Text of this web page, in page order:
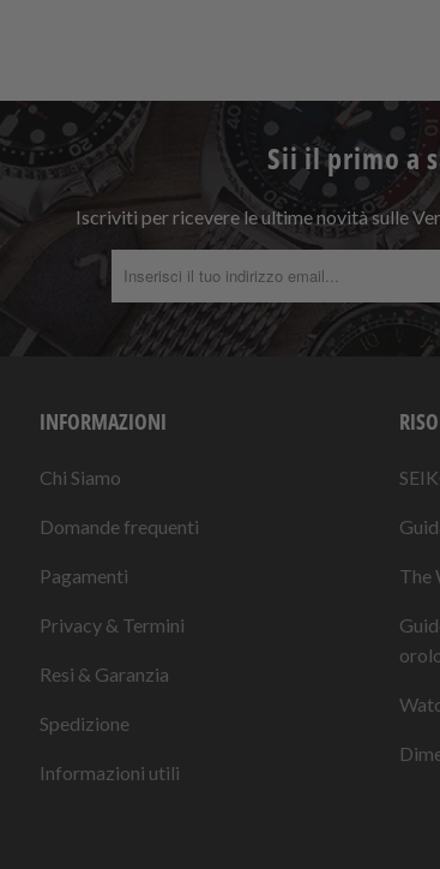
Sii il primo a
Iscriviti per ricevere le ultime novità sulle
INFORMAZIONI
Chi Siamo
Domande frequenti
Pagamenti
Privacy & Termini
Resi & Garanzia
Spedizione
Informazioni utili
The